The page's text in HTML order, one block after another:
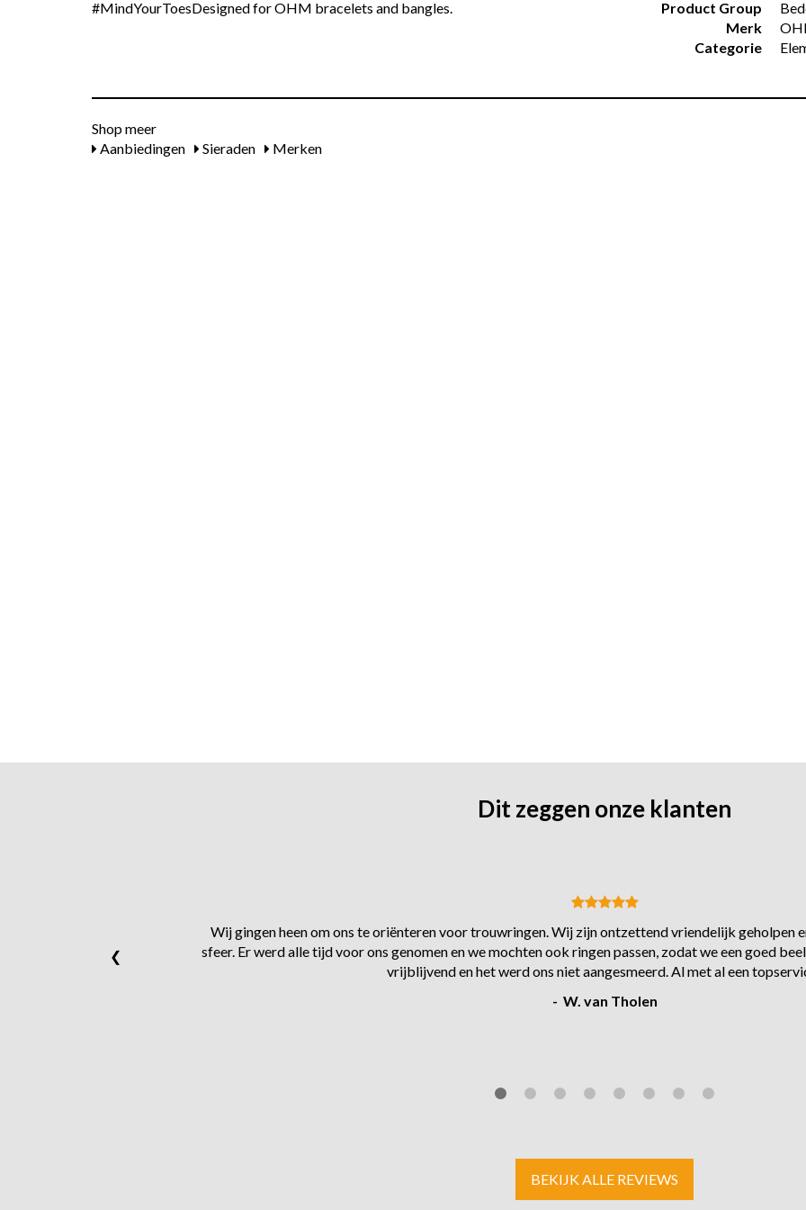
#MindYourToesDesigned for OHM bracelets and bangles. Product Group
Merk
Categorie
Shop meer
Aanbiedingen
Sieraden Merken
Dit zeggen onze klanten
Wij gingen heen om ons te oriënteren voor trouwringen. Wij zijn ontzettend vriendelijk geholpen
sfeer. Er werd alle tijd voor ons genomen en we mochten ook ringen passen, zodat we een goed
vrijblijvend en het werd ons niet aangesmeerd. Al met al een
- W. van Tholen
❮
BEKIJK ALLE REVIEWS